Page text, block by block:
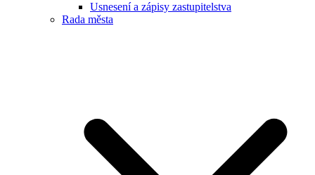
Usnesení a zápisy zastupitelstva
Rada města